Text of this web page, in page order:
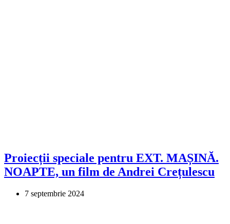
Proiecții speciale pentru EXT. MAȘINĂ.
NOAPTE, un film de Andrei Crețulescu
7 septembrie 2024